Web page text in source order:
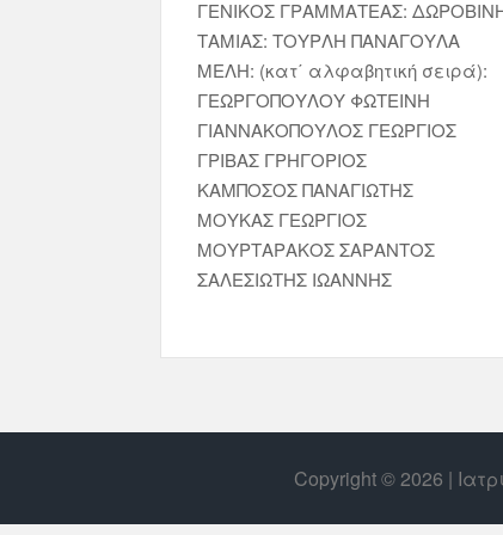
ΓΕΝΙΚΟΣ ΓΡΑΜΜΑΤΕΑΣ:
ΤΑΜΙΑΣ: ΤΟΥΡΛΗ ΠΑΝΑΓΟΥΛΑ
ΜΕΛΗ: (κατ΄ αλφαβητική σειρά):
ΓΕΩΡΓΟΠΟΥΛΟΥ ΦΩΤΕΙΝΗ
ΓΙΑΝΝΑΚΟΠΟΥΛΟΣ ΓΕΩΡΓΙΟΣ
ΓΡΙΒΑΣ ΓΡΗΓΟΡΙΟΣ
ΚΑΜΠΟΣΟΣ ΠΑΝΑΓΙΩΤΗΣ
ΜΟΥΚΑΣ ΓΕΩΡΓΙΟΣ
ΜΟΥΡΤΑΡΑΚΟΣ ΣΑΡΑΝΤΟΣ
ΣΑΛΕΣΙΩΤΗΣ ΙΩΑΝΝΗΣ
Copyright © 2026 |